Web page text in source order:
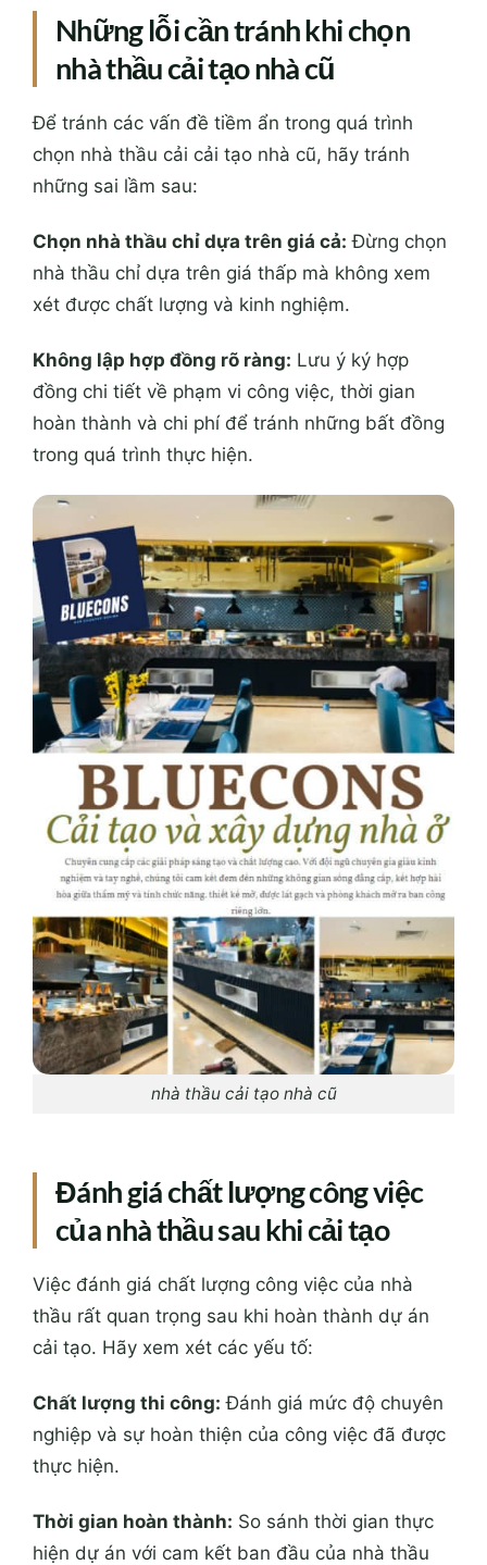
Những lỗi cần tránh khi chọn
nhà thầu cải tạo nhà cũ
Để tránh các vấn đề tiềm ẩn trong quá trình
chọn nhà thầu cải cải tạo nhà cũ, hãy tránh
những sai lầm sau:
Chọn nhà thầu chỉ dựa trên giá cả: Đừng chọn
nhà thầu chỉ dựa trên giá thấp mà không xem
xét được chất lượng và kinh nghiệm.
Không lập hợp đồng rõ ràng: Lưu ý ký hợp
đồng chi tiết về phạm vi công việc, thời gian
hoàn thành và chi phí để tránh những bất đồng
trong quá trình thực hiện.
nhà thầu cải tạo nhà cũ
Đánh giá chất lượng công việc
của nhà thầu sau khi cải tạo
Việc đánh giá chất lượng công việc của nhà
thầu rất quan trọng sau khi hoàn thành dự án
cải tạo. Hãy xem xét các yếu tố:
Chất lượng thi công: Đánh giá mức độ chuyên
nghiệp và sự hoàn thiện của công việc đã được
thực hiện.
Thời gian hoàn thành: So sánh thời gian thực
hiện dự án với cam kết ban đầu của nhà thầu